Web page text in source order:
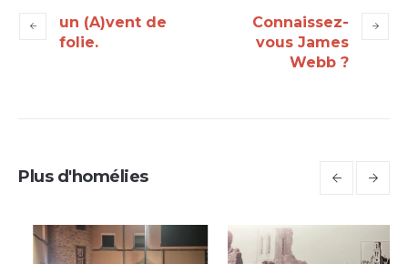
un (A)vent de
folie.
Connaissez-
vous James
Webb ?
Plus d'homélies